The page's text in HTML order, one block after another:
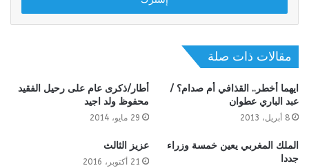
مقالات ذات صلة
ايهما أخطر.. القذافي أم صدام؟ /
عبد الباري عطوان
8 أبريل، 2013
أطار/ذكرى عام على رحيل الفقيد
محفوظ ولد اجيد
29 مايو، 2014
الملك المغربي يعين خمسة وزراء
جددا
عزيز الثالث
21 أكتوبر، 2016